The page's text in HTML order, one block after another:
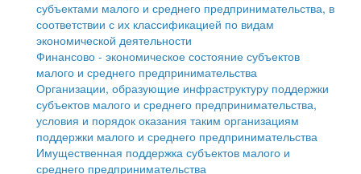
Антимонопольный комплаенс
Противодействие коррупции
Муниципальные программы
Контрольно-счетная палата
Персональные данные
Оценка регулирующего воздействия
Деятельность МУ
субъектами малого и среднего предпринимательства, в
соответствии с их классификацией по видам
экономической деятельности
Финансово - экономическое состояние субъектов
малого и среднего предпринимательства
Организации, образующие инфраструктуру поддержки
субъектов малого и среднего предпринимательства,
условия и порядок оказания таким организациям
поддержки малого и среднего предпринимательства
Имущественная поддержка субъектов малого и
среднего предпринимательства